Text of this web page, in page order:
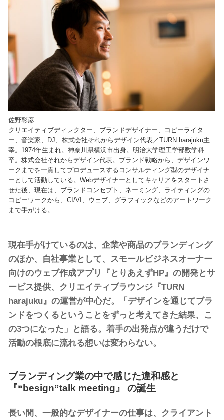
佐野彰彦
クリエイティブディレクター、ブランドデザイナー、コピーライタ
ー、音楽家、DJ、株式会社それからデザイン代表／TURN harajuku主
宰。1974年生まれ。神奈川県横浜市出身。明治大学理工学部数学科
卒。株式会社それからデザイン代表。ブランド戦略から、デザインワ
ークまでを一貫してプロデュースするコンサルティング型のデザイナ
ーとして活動している。Webデザイナーとしてキャリアをスタートさ
せた後、現在は、ブランドコンセプト、ネーミング、ライティングの
コピーワークから、CI/VI、ウェブ、グラフィックなどのアートワーク
まで手がける。
現在手がけているのは、企業や商品のブランディング
のほか、自社事業として、スモールビジネスオーナー
向けのウェブ作成アプリ『とりあえずHP』の開発とサ
ービス提供、クリエイティブラウンジ『TURN
harajuku』の運営が中心だ。「デザインを通じてブラ
ンドをつくるということをずっと考えてきた結果、こ
の3つになった」と語る。着手の出発点が違うだけで
活動の根底に流れる想いは変わらない。
ブランディング業の中で感じた違和感と
『“besign”talk meeting』 の誕生
長い間、一般的なデザイナーの仕事は、クライアント